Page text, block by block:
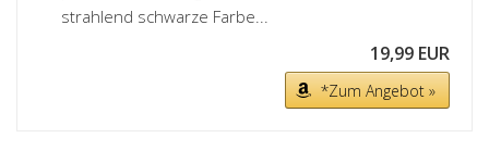
strahlend schwarze Farbe...
19,99 EUR
*Zum Angebot »